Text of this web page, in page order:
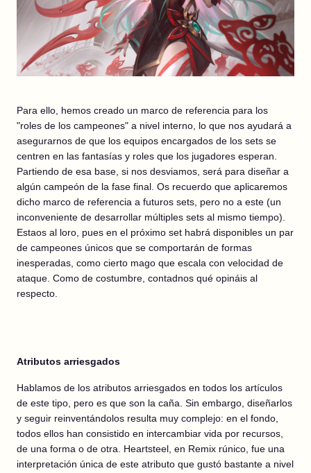
Para ello, hemos creado un marco de referencia para los
"roles de los campeones" a nivel interno, lo que nos ayudará a
asegurarnos de que los equipos encargados de los sets se
centren en las fantasías y roles que los jugadores esperan.
Partiendo de esa base, si nos desviamos, será para diseñar a
algún campeón de la fase final. Os recuerdo que aplicaremos
dicho marco de referencia a futuros sets, pero no a este (un
inconveniente de desarrollar múltiples sets al mismo tiempo).
Estaos al loro, pues en el próximo set habrá disponibles un par
de campeones únicos que se comportarán de formas
inesperadas, como cierto mago que escala con velocidad de
ataque. Como de costumbre, contadnos qué opináis al
respecto.
Atributos arriesgados
Hablamos de los atributos arriesgados en todos los artículos
de este tipo, pero es que son la caña. Sin embargo, diseñarlos
y seguir reinventándolos resulta muy complejo: en el fondo,
todos ellos han consistido en intercambiar vida por recursos,
de una forma o de otra. Heartsteel, en Remix rúnico, fue una
interpretación única de este atributo que gustó bastante a nivel